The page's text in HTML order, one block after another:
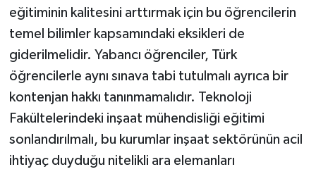
eğitiminin kalitesini arttırmak için bu öğrencilerin
temel bilimler kapsamındaki eksikleri de
giderilmelidir. Yabancı öğrenciler, Türk
öğrencilerle aynı sınava tabi tutulmalı ayrıca bir
kontenjan hakkı tanınmamalıdır. Teknoloji
Fakültelerindeki inşaat mühendisliği eğitimi
sonlandırılmalı, bu kurumlar inşaat sektörünün acil
ihtiyaç duyduğu nitelikli ara elemanları